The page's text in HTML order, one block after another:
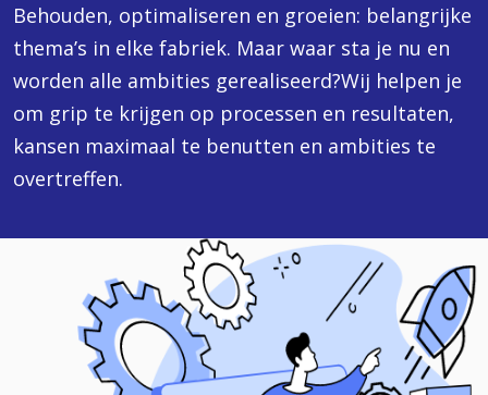
Behouden, optimaliseren en groeien: belangrijke
thema’s in elke fabriek. Maar waar sta je nu en
worden alle ambities gerealiseerd?Wij helpen je
om grip te krijgen op processen en resultaten,
kansen maximaal te benutten en ambities te
overtreffen.